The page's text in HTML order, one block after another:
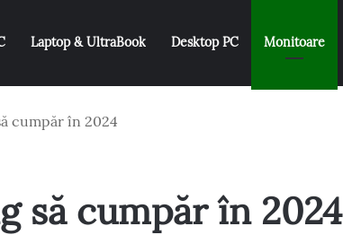
Laptop & UltraBook Desktop PC Monitoare
cumpăr în 2024
să cumpăr în 2024